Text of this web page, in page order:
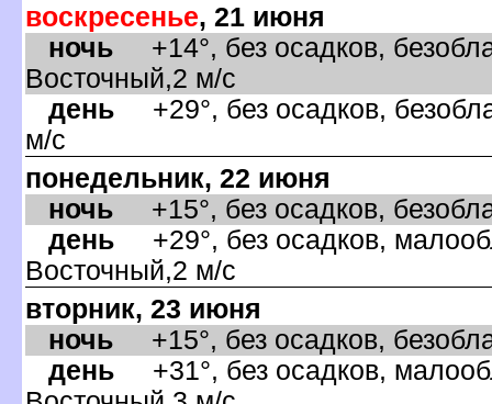
оскресенье, 21 июня
ночь +14°, без осадков,
осточный,2 м/с
день +29°, без осадков,
м/с
понедельник, 22 июня
ночь +15°, без осадков,
день +29°, без осадков,
осточный,2 м/с
торник, 23 июня
ночь +15°, без осадков,
день +31°, без осадков,